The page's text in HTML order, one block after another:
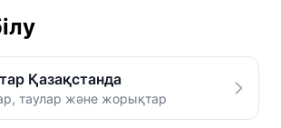
Қазақстанда
таулар және жорықтар